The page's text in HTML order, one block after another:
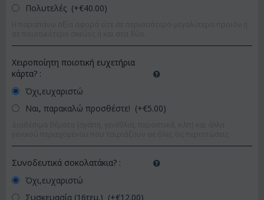
Πολυτελές (+€40.00)
Χειροποίητη ποιοτική ευχετήρια
κάρτα? :
Όχι,ευχαριστώ
Ναι, παρακαλώ προσθέστε! (+€5.00)
Συνοδευτικά σοκολατάκια? :
Όχι,ευχαριστώ
Συσκευασία (16τεμ.) (+€12.00)